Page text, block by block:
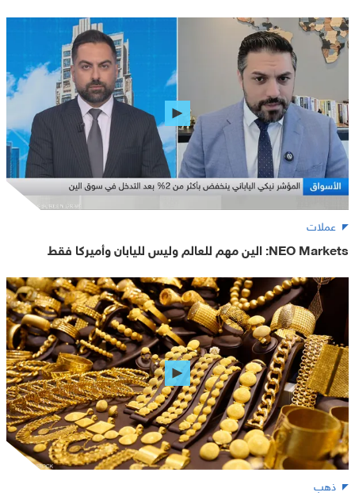
عملات
NEO Markets: الين مهم للعالم وليس لليابان وأميركا فقط
ذهب